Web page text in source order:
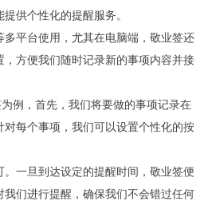
供个性化的提醒服务。
平台使用，尤其在电脑端，敬业签还
方便我们随时记录新的事项内容并接
例，首先，我们将要做的事项记录在
每个事项，我们可以设置个性化的按
一旦到达设定的提醒时间，敬业签便
们进行提醒，确保我们不会错过任何